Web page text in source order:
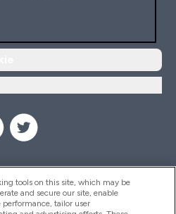
tools on this site, which may be
and secure our site, enable
performance, tailor user